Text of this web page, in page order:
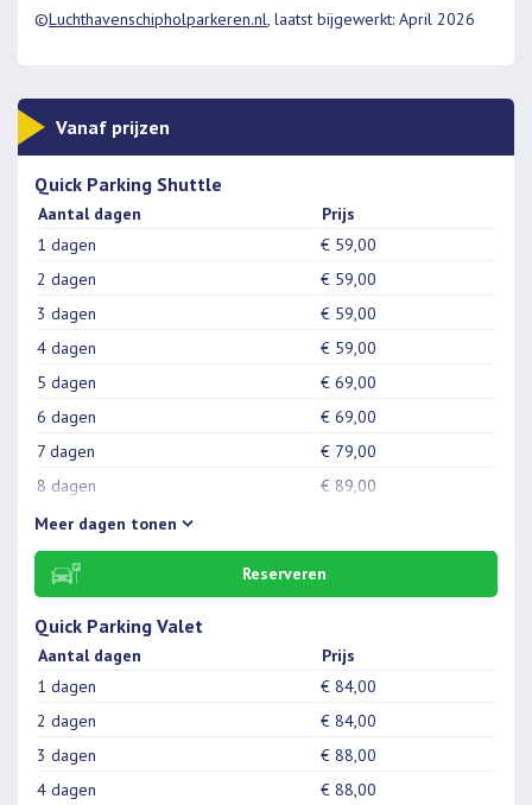
©Luchthavenschipholparkeren.nl , laatst bijgewerkt: April 2026
Vanaf prijzen
Quick Parking Shuttle
Aantal dagen
Prijs
1 dagen
€ 59,00
2 dagen
€ 59,00
3 dagen
€ 59,00
4 dagen
€ 59,00
5 dagen
€ 69,00
6 dagen
€ 69,00
7 dagen
€ 79,00
8 dagen
€ 89,00
9 dagen
10 dagen
€ 109,00
11 dagen
12 dagen
13 dagen
€ 124,00
14 dagen
€ 129,00
15 dagen
€ 139,00
16 dagen
€ 149,00
17 dagen
€ 159,00
Meer dagen tonen
Reserveren
Quick Parking Valet
Aantal dagen
Prijs
1 dagen
€ 84,00
2 dagen
€ 84,00
3 dagen
€ 88,00
4 dagen
€ 88,00